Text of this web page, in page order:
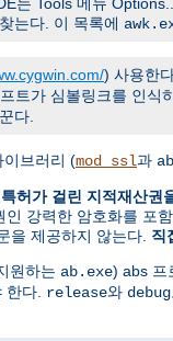
는다. 이 목록에
) 사용한
트가 심볼링크를 인식
다.
이브러리 (mod_ssl과
허가 걸린 지적재산권
인 강력한 암호화를 포
을 제공하지 않는다. 직
원하는 ab.exe) abs 프
다. release와 debug